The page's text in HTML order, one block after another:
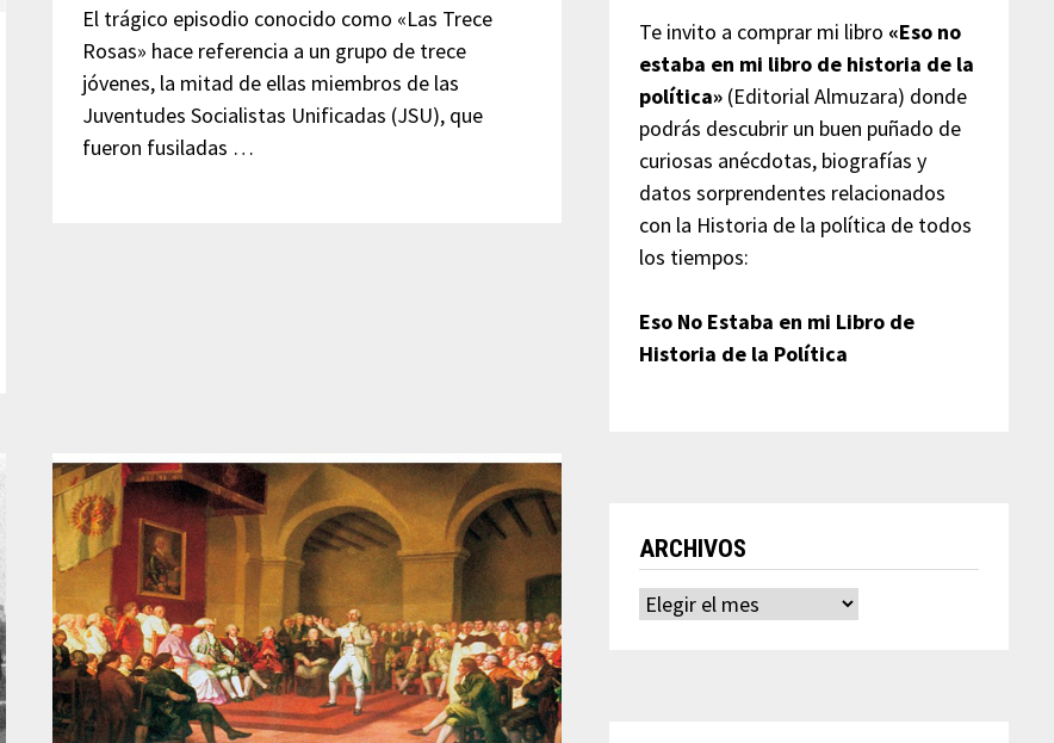
El trágico episodio conocido como «Las Trece
Rosas» hace referencia a un grupo de trece
jóvenes, la mitad de ellas miembros de las
Juventudes Socialistas Unificadas (JSU), que
fueron fusiladas …
Te invito a comprar mi libro «Eso no
estaba en mi libro de historia de la
política»(Editorial Almuzara) donde
podrás descubrir un buen puñado de
curiosas anécdotas, biografías y
datos sorprendentes relacionados
con la Historia de la política de todos
los tiempos:
Eso No Estaba en mi Libro de
Historia de la Política
ARCHIVOS
Archivos